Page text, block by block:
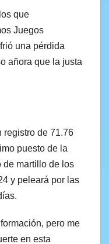
que
Juegos
una pérdida
añora que la justa
registro de 71.76
puesto de la
de martillo de los
y peleará por las
pero me
en esta